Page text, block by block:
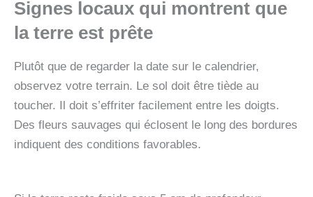
Signes locaux qui montrent que
la terre est prête
Plutôt que de regarder la date sur le calendrier,
observez votre terrain. Le sol doit être tiède au
toucher. Il doit s’effriter facilement entre les doigts.
Des fleurs sauvages qui éclosent le long des bordures
indiquent des conditions favorables.